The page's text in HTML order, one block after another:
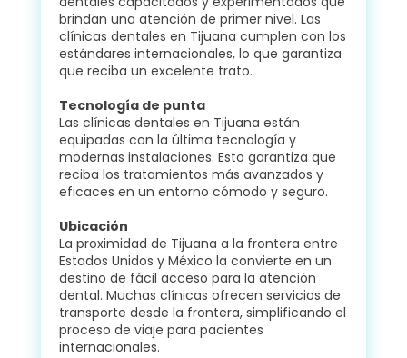
brindan una atención de primer nivel. Las
clínicas dentales en Tijuana cumplen con los
estándares internacionales, lo que garantiza
que reciba un excelente trato.
Tecnología de punta
Las clínicas dentales en Tijuana están
equipadas con la última tecnología y
modernas instalaciones. Esto garantiza que
reciba los tratamientos más avanzados y
eficaces en un entorno cómodo y seguro.
Ubicación
La proximidad de Tijuana a la frontera entre
Estados Unidos y México la convierte en un
destino de fácil acceso para la atención
dental. Muchas clínicas ofrecen servicios de
transporte desde la frontera, simplificando el
proceso de viaje para pacientes
internacionales.